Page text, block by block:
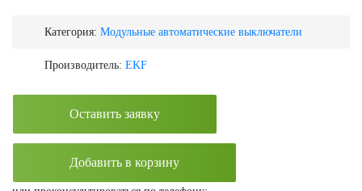
Категория: Модульные автоматические выключатели
Производитель: EKF
Оставить заявку
Добавить в корзину